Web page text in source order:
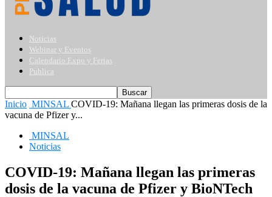
Noticias
Webinar y Eventos
Calendario Expo y Ferias
Publica
Inicio MINSAL COVID-19: Mañana llegan las primeras dosis de la
vacuna de Pfizer y...
MINSAL
Noticias
COVID-19: Mañana llegan las primeras
dosis de la vacuna de Pfizer y BioNTech